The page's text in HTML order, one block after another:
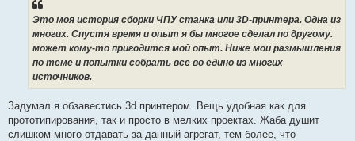
Это моя история сборки ЧПУ станка или 3D-принтера. Одна из
многих. Спустя время и опыт я бы многое сделал по другому.
может кому-то пригодится мой опыт. Ниже мои размышления
по теме и попытки собрать все во едино из многих
источников.
Задумал я обзавестись 3d принтером. Вещь удобная как для
прототипирования, так и просто в мелких проектах. Жаба душит
слишком много отдавать за данный агрегат, тем более, что